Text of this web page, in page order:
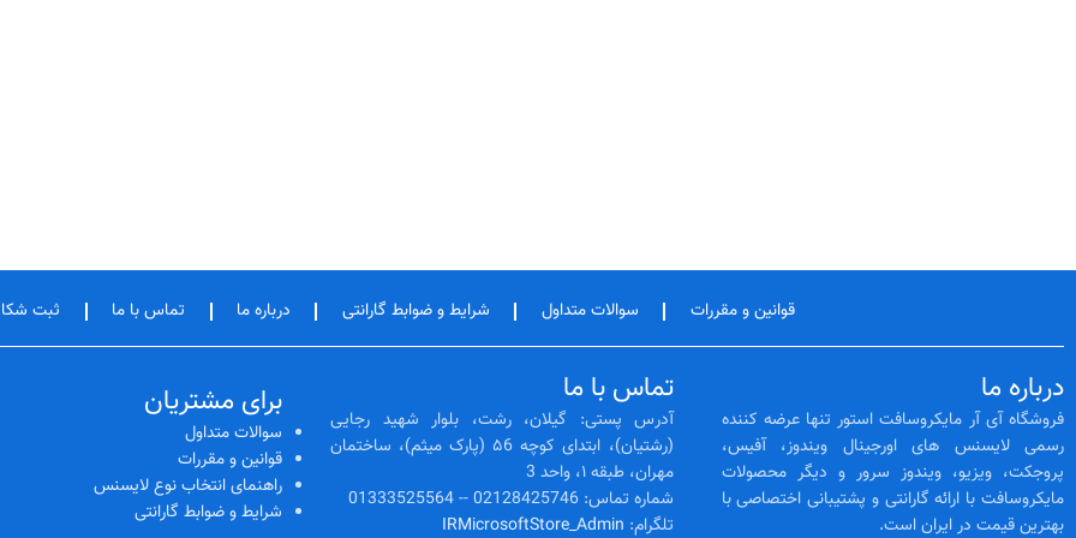
قوانین و مقررات سوالات متداول شرایط و ضوابط گارانتی درباره ما تماس با ما ثبت
درباره ما
فروشگاه آی آر مایکروسافت استور تنها عرضه کننده
رسمی لایسنس‌ های اورجینال ویندوز، آفیس،
پروجکت، ویزیو، ویندوز سرور و دیگر محصولات
مایکروسافت با ارائه گارانتی و پشتیبانی اختصاصی با
بهترین قیمت در ایران است.
تماس با ما
آدرس پستی: گیلان، رشت، بلوار شهید رجایی
(رشتیان)، ابتدای کوچه ۵6 (پارک میثم)، ساختمان
مهران، طبقه ۱، واحد 3
شماره تماس: 02128425746 -- 01333525564
تلگرام: IRMicrosoftStore_Admin
برای مشتریان
سوالات متداول
قوانین و مقررات
راهنمای انتخاب نوع لایسنس
شرایط و ضوابط گارانتی